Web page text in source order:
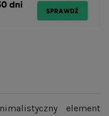
element